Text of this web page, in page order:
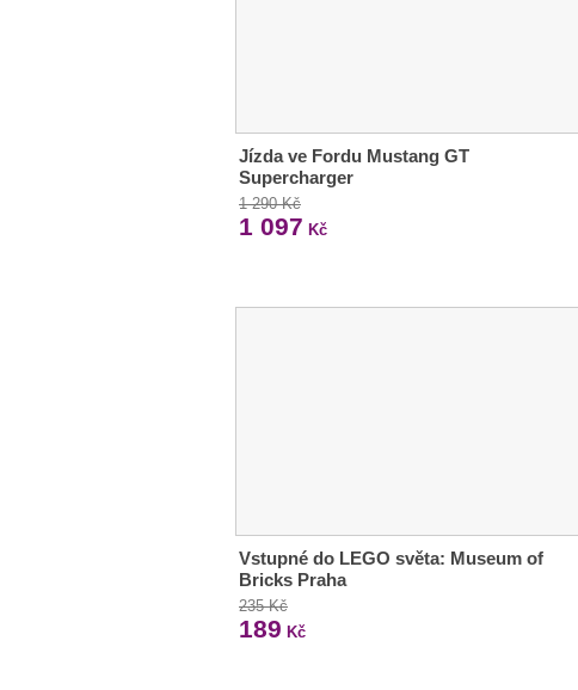
Jízda ve Fordu Mustang GT
Supercharger
1 290 Kč
1 097 Kč
Vstupné do LEGO světa: Museum of
Bricks Praha
235 Kč
189 Kč